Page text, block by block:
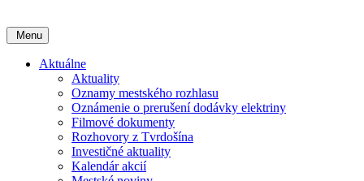
Menu
Aktuálne
Aktuality
Oznamy mestského rozhlasu
Oznámenie o prerušení dodávky elektriny
Filmové dokumenty
Rozhovory z Tvrdošína
Investičné aktuality
Kalendár akcií